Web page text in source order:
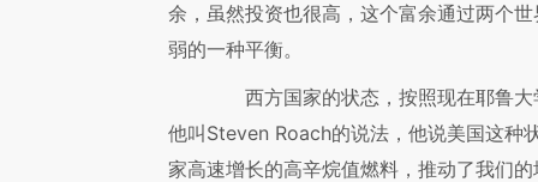
余，虽然投资也很高，这个富余通过两个
弱的一种平衡。
西方国家的状态，按照现在耶鲁大
他叫Steven Roach的说法，他说美国这种
家高速增长的高辛烷值燃料，推动了我们